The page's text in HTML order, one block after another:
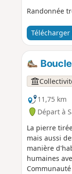
Randonnée
Télécharger
11,75 km
Départ à
La pierre
mais aussi
manière
humaines